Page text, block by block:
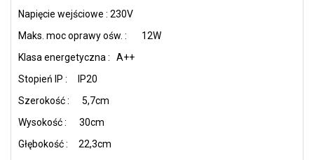
Napięcie wejściowe : 230V
Maks. moc oprawy ośw. : 12W
Klasa energetyczna : A++
Stopień IP : IP20
Szerokość : 5,7cm
Wysokość : 30cm
Głębokość : 22,3cm